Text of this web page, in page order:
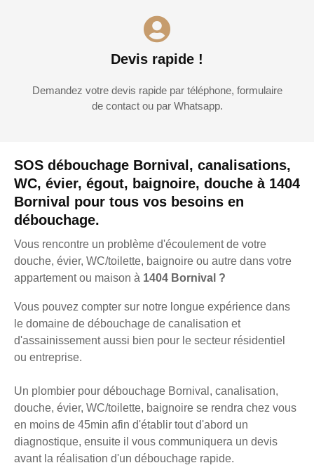
SOS débouchage Bornival, canalisations,
WC, évier, égout, baignoire, douche à 1404
Bornival pour tous vos besoins en
débouchage.
Vous rencontre un problème d'écoulement de votre
douche, évier, WC/toilette, baignoire ou autre dans votre
appartement ou maison à 1404 Bornival ?
Vous pouvez compter sur notre longue expérience dans
le domaine de débouchage de canalisation et
d'assainissement aussi bien pour le secteur résidentiel
ou entreprise.
Un plombier pour débouchage Bornival, canalisation,
douche, évier, WC/toilette, baignoire se rendra chez vous
en moins de 45min afin d'établir tout d'abord un
diagnostique, ensuite il vous communiquera un devis
avant la réalisation d'un débouchage rapide.
Devis rapide !
Demandez votre devis rapide par téléphone, formulaire
de contact ou par Whatsapp.